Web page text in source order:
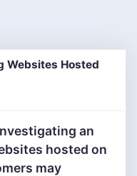
Websites Hosted
an
hosted on
may